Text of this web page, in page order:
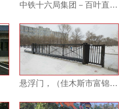
中铁十六局集团－百叶直线门案例
悬浮门，（佳木斯市富锦市迎宾路）建三江第一高级中学